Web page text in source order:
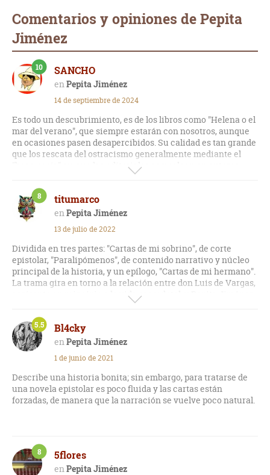
Comentarios y opiniones de Pepita
Jiménez
SANCHO
Pepita Jiménez
10
14 de septiembre de 2024
Es todo un descubrimiento, es de los libros como "Helena o el
mar del verano", que siempre estarán con nosotros, aunque
en ocasiones pasen desapercibidos. Su calidad es tan grande
que los rescata del ostracismo generalmente mediante el
"boca-oreja", ya que las editoriales se vuelcan en autores
Sin ser una historia excepcional, lo que la hace brillante es la
maestría con la que está escrita. Muy recomendable.
titumarco
Pepita Jiménez
8
13 de julio de 2022
Dividida en tres partes: "Cartas de mi sobrino", de corte
epistolar, "Paralipómenos", de contenido narrativo y núcleo
principal de la historia, y un epílogo, "Cartas de mi hermano".
La trama gira en torno a la relación entre don Luis de Vargas,
aspirante en principio a la vida sacerdotal, y Pepita Jiménez,
joven viuda que acaba por enamorarse de don Luis, no sin
pasar por una serie de situaciones que ponen a prueba los
sentimientos y aspiraciones de ambos en la vida: en don Luis
termina por reflejarse una lucha interna entre su vocación
sacerdotal y su declarado amor por Pepita, mientras esta
busca aferrarse a una nueva oportunidad de felicidad, con
ayuda de Antoñona, su criada de confianza, y apelando
también a recursos propios de su feminidad, plasmados con
buen tacto por parte del autor. Historia interesante,
considerada la más emblemática y conocida dentro de la
Bl4cky
Pepita Jiménez
5.5
1 de junio de 2021
Describe una historia bonita; sin embargo, para tratarse de
una novela epistolar es poco fluida y las cartas están
forzadas, de manera que la narración se vuelve poco natural.
5flores
Pepita Jiménez
8